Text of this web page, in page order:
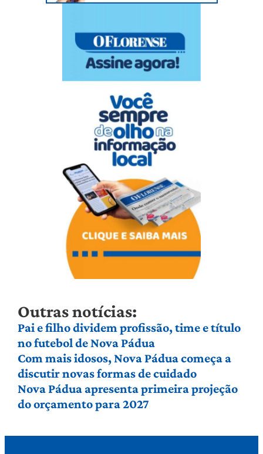
Outras notícias:
Pai e filho dividem profissão, time e título
no futebol de Nova Pádua
Com mais idosos, Nova Pádua começa a
discutir novas formas de cuidado
Nova Pádua apresenta primeira projeção
do orçamento para 2027